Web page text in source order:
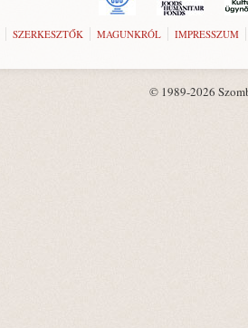
SZERKESZTŐK MAGUNKRÓL IMPRESSZUM
© 1989-2026